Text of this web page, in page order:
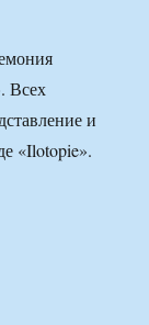
Всех
и
«Ilotopie».